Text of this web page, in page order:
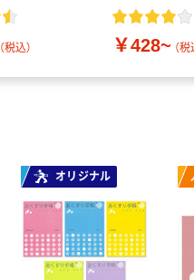
（税込）
ィッシュ
￥428~ （税
オリジナル